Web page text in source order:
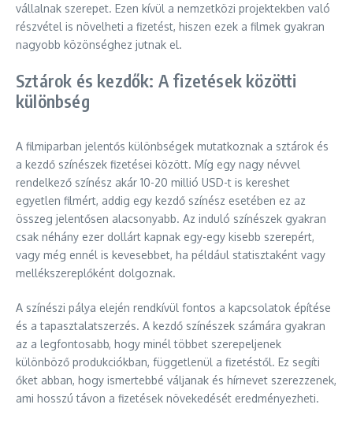
vállalnak szerepet. Ezen kívül a nemzetközi projektekben való
részvétel is növelheti a fizetést, hiszen ezek a filmek gyakran
nagyobb közönséghez jutnak el.
Sztárok és kezdők: A fizetések közötti
különbség
A filmiparban jelentős különbségek mutatkoznak a sztárok és
a kezdő színészek fizetései között. Míg egy nagy névvel
rendelkező színész akár 10-20 millió USD-t is kereshet
egyetlen filmért, addig egy kezdő színész esetében ez az
összeg jelentősen alacsonyabb. Az induló színészek gyakran
csak néhány ezer dollárt kapnak egy-egy kisebb szerepért,
vagy még ennél is kevesebbet, ha például statisztaként vagy
mellékszereplőként dolgoznak.
A színészi pálya elején rendkívül fontos a kapcsolatok építése
és a tapasztalatszerzés. A kezdő színészek számára gyakran
az a legfontosabb, hogy minél többet szerepeljenek
különböző produkciókban, függetlenül a fizetéstől. Ez segíti
őket abban, hogy ismertebbé váljanak és hírnevet szerezzenek,
ami hosszú távon a fizetések növekedését eredményezheti.